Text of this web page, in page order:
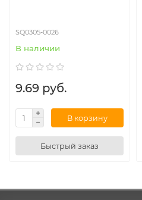
SQ0305-0026
В наличии
9.69 руб.
В корзину
Быстрый заказ